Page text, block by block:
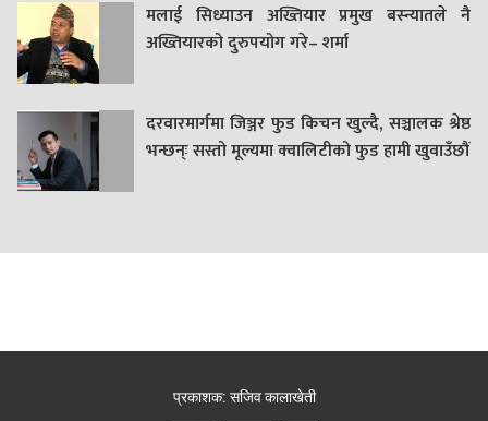
मलाई सिध्याउन अख्तियार प्रमुख बस्न्यातले नै
अख्तियारको दुरुपयोग गरे– शर्मा
दरवारमार्गमा जिञ्जर फुड किचन खुल्दै, सञ्चालक श्रेष्ठ
भन्छन्ः सस्तो मूल्यमा क्वालिटीको फुड हामी खुवाउँछौं
प्रकाशक: सजिव कालाखेती